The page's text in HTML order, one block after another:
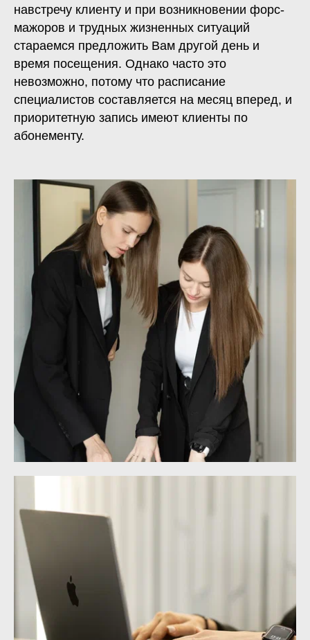
навстречу клиенту и при возникновении форс-
мажоров и трудных жизненных ситуаций
стараемся предложить Вам другой день и
время посещения. Однако часто это
невозможно, потому что расписание
специалистов составляется на месяц вперед, и
приоритетную запись имеют клиенты по
абонементу.